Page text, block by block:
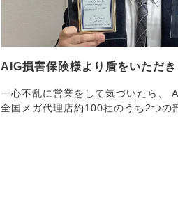
AIG損害保険様より盾をいただ
一心不乱に営業をして気づいたら、 AIG損害保険様から
全国メガ代理店約100社のうち2つの